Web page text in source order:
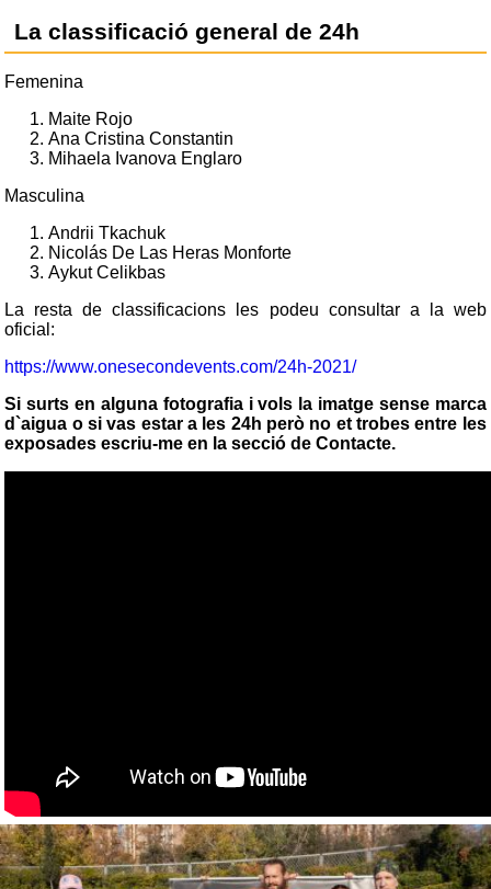
La classificació general de 24h
Femenina
Maite Rojo
Ana Cristina Constantin
Mihaela Ivanova Englaro
Masculina
Andrii Tkachuk
Nicolás De Las Heras Monforte
Aykut Celikbas
La resta de classificacions les podeu consultar a la web
oficial:
https://www.onesecondevents.com/24h-2021/
Si surts en alguna fotografia i vols la imatge sense marca
d`aigua o si vas estar a les 24h però no et trobes entre les
exposades escriu-me en la secció de Contacte.